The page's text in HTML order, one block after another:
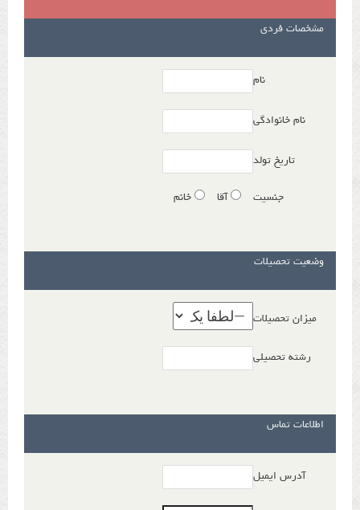
مشخصات فردی
نام
نام خانوادگی
تاریخ تولد
جنسیت آقا خانم
وضعیت تحصیلات
میزان تحصیلات
رشته تحصیلی
اطلاعات تماس
آدرس ایمیل